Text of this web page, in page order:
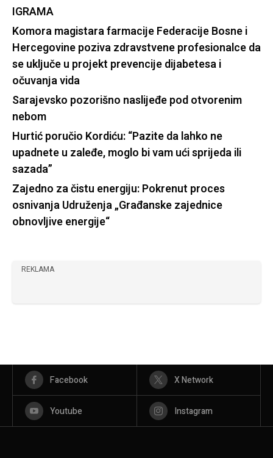
IGRAMA
Komora magistara farmacije Federacije Bosne i
Hercegovine poziva zdravstvene profesionalce da
se uključe u projekt prevencije dijabetesa i
očuvanja vida
Sarajevsko pozorišno naslijeđe pod otvorenim
nebom
Hurtić poručio Kordiću: “Pazite da lahko ne
upadnete u zaleđe, moglo bi vam ući sprijeda ili
sazada”
Zajedno za čistu energiju: Pokrenut proces
osnivanja Udruženja „Građanske zajednice
obnovljive energije“
REKLAMA
Facebook X Network
Youtube Instagram